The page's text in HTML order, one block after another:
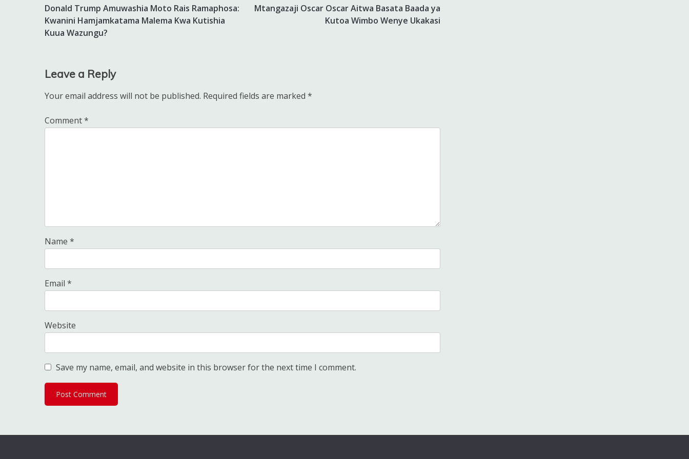
navigation
Donald Trump Amuwashia Moto Rais Ramaphosa:
Kwanini Hamjamkatama Malema Kwa Kutishia
Kuua Wazungu?
Mtangazaji Oscar Oscar Aitwa Basata Baada ya
Kutoa Wimbo Wenye Ukakasi
Leave a Reply
Your email address will not be published. Required fields are marked *
Comment*
Name *
Email *
Website
Save my name, email, and website in this browser for the next time I comment.